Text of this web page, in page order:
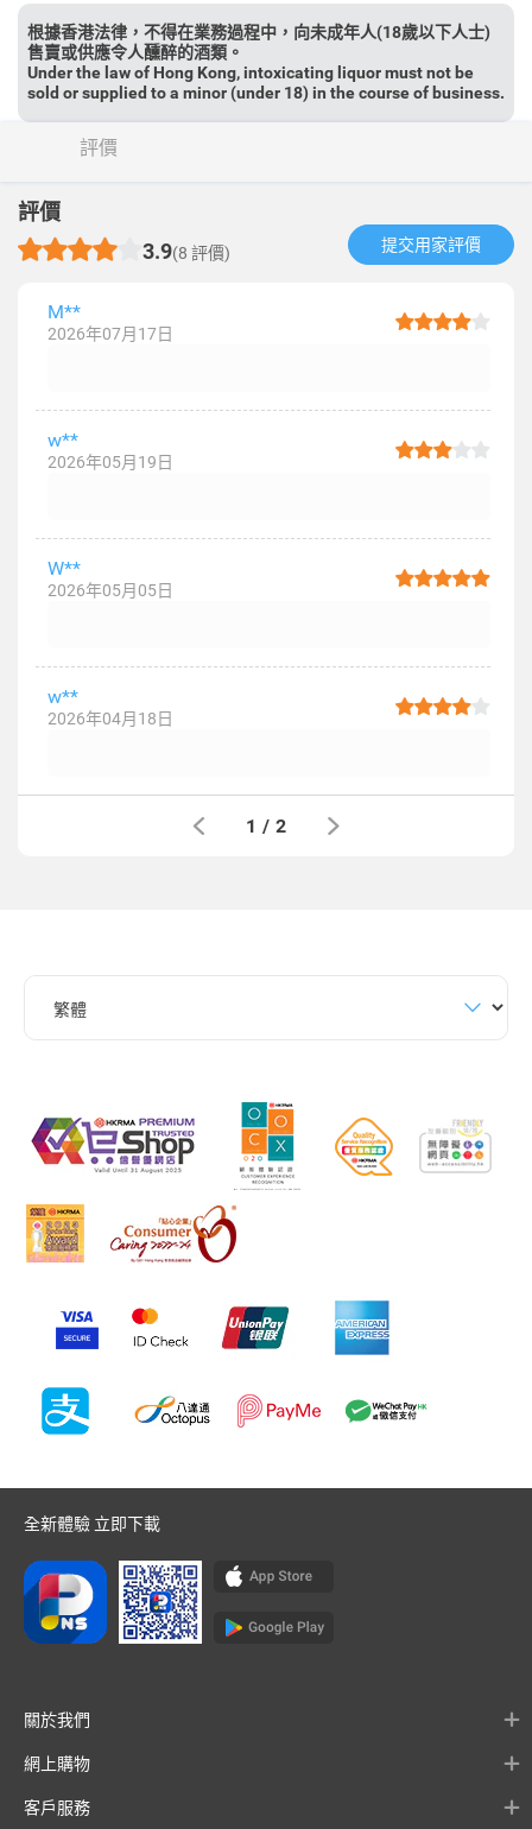
根據香港法律，不得在業務過程中，向未成年人(18歲以下人士)
售賣或供應令人醺醉的酒類。
Under the law of Hong Kong, intoxicating liquor must not be
sold or supplied to a minor (under 18) in the course of business.
評價
評價
3.9(8 評價) 提交用家評價​
M**
2026年07月17日
w**
2026年05月19日
W**
2026年05月05日
w**
2026年04月18日
1 / 2
全新體驗 立即下載
關於我們
網上購物
客戶服務